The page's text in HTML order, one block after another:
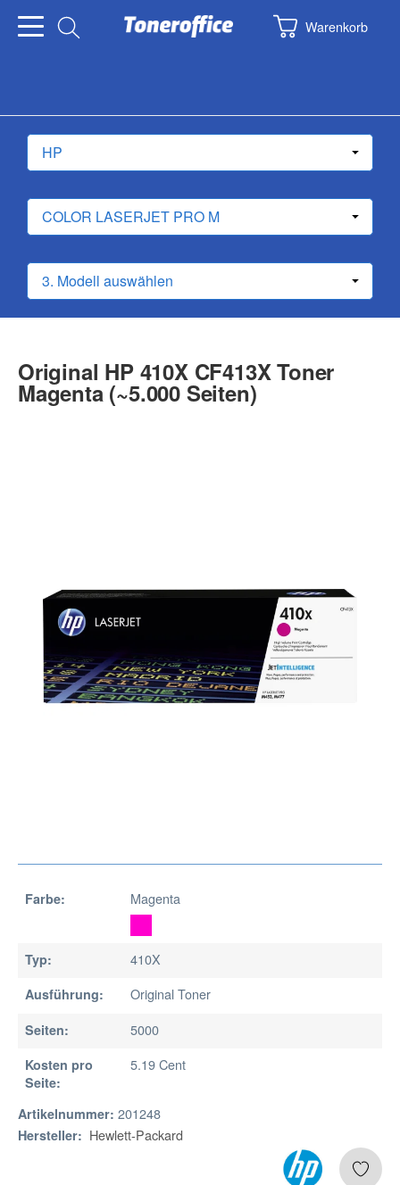
Warenkorb
Original HP 410X CF413X Toner
Magenta (~5.000 Seiten)
Farbe: Magenta
Typ: 410X
Ausführung: Original Toner
Seiten: 5000
Kosten pro
Seite:
5.19 Cent
Artikelnummer: 201248
Hersteller: Hewlett-Packard